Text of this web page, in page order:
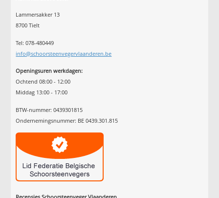
Lammersakker 13
8700 Tielt
Tel: 078-480449
info@schoorsteenvegervlaanderen.be
Openingsuren werkdagen:
Ochtend 08:00 - 12:00
Middag 13:00 - 17:00
BTW-nummer: 0439301815
Ondernemingsnummer: BE 0439.301.815